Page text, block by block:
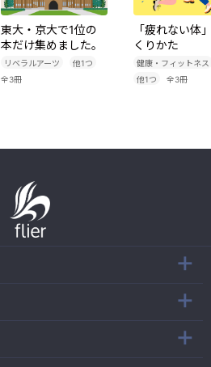
東大・京大で1位の
本だけ集めました。
リベラルアーツ 他1つ
全3冊
「疲れない体
くりかた
健康・フィットネス
他1つ 全3冊